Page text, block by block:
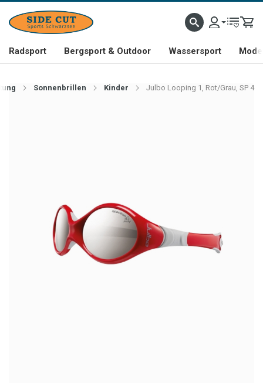
Radsport Bergsport & Outdoor Wassersport
Sonnenbrillen Kinder Julbo Looping 1, Rot/Grau, SP 4